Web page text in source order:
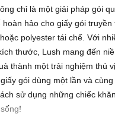
chỉ là một giải pháp gói
hoàn hảo cho giấy gói
polyester tái chế. Với
thước, Lush mang đến
thành một trải nghiệm thú
gói dùng một lần và
sử dụng những chiếc